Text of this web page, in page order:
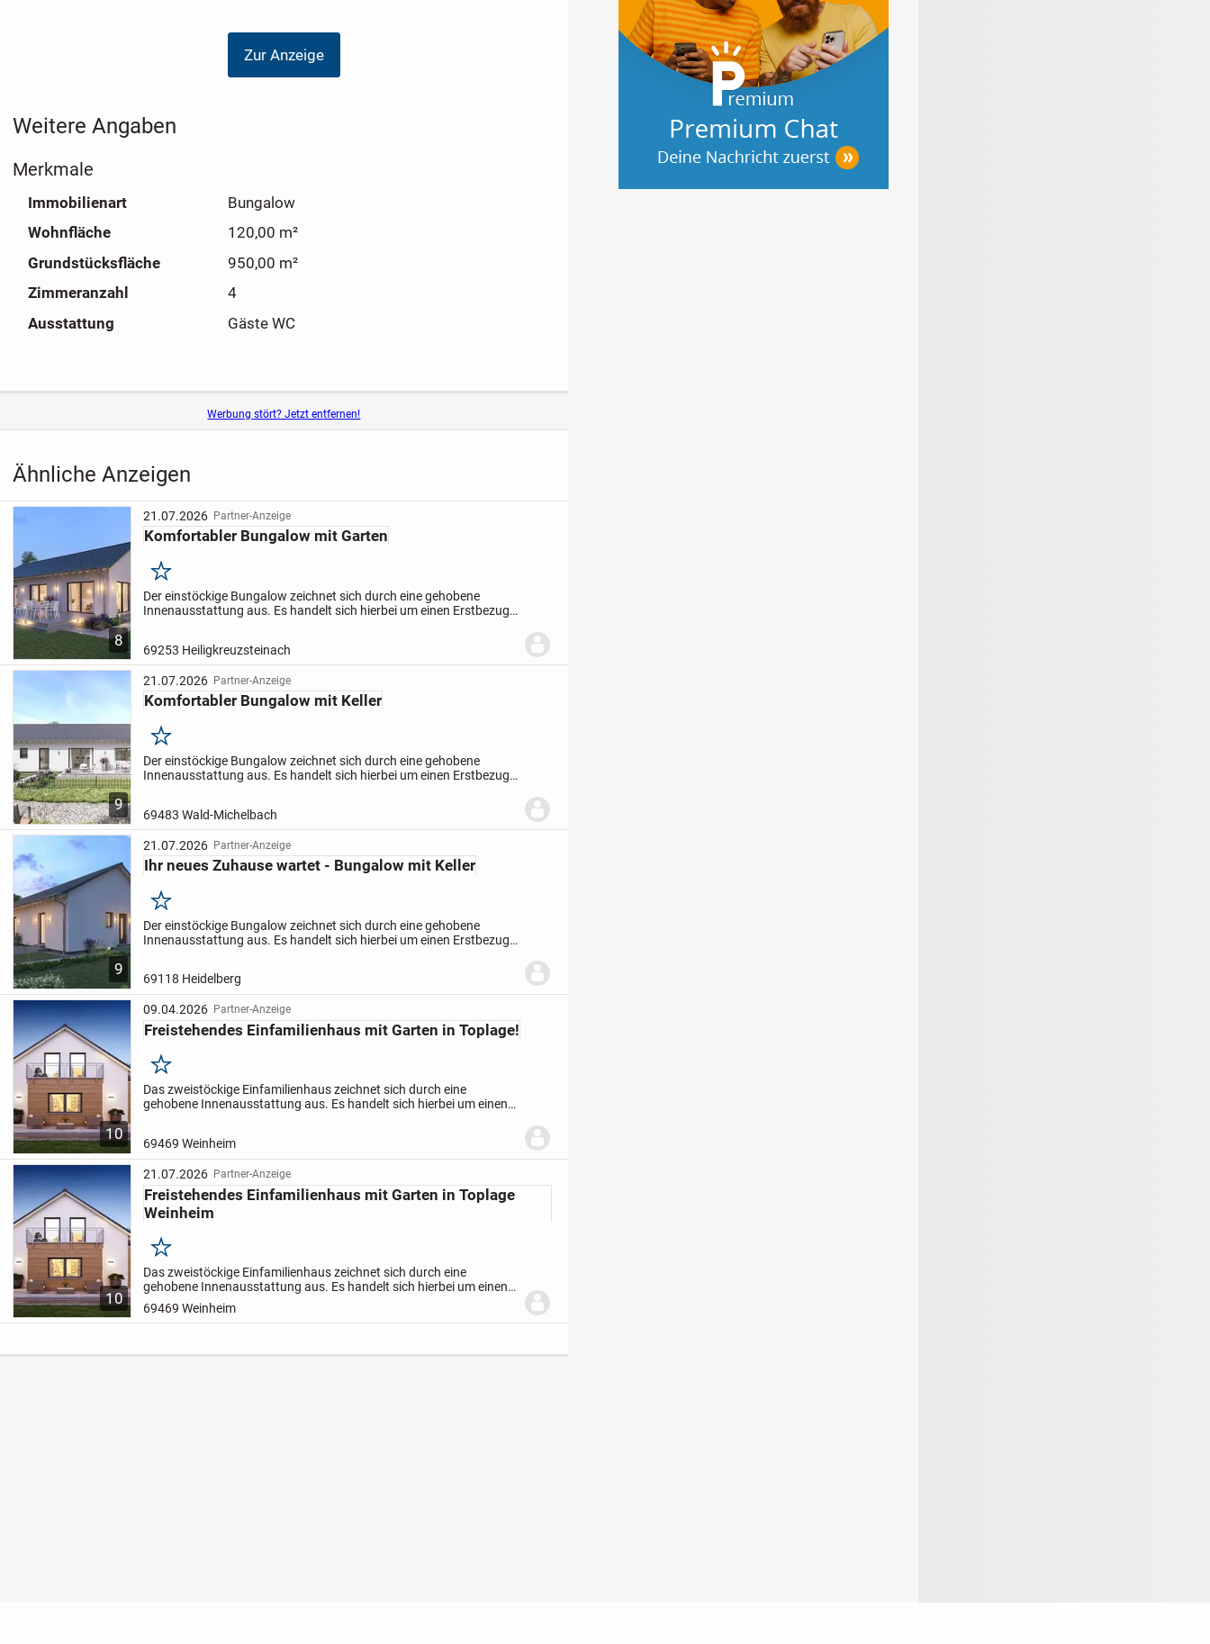
Zur Anzeige
Weitere Angaben
Merkmale
Immobilienart
Bungalow
Wohnfläche
120,00 m²
Grundstücksfläche
950,00 m²
Zimmeranzahl
4
Ausstattung
Gäste WC
Werbung stört? Jetzt entfernen!
Ähnliche Anzeigen
8
21.07.2026 Partner-Anzeige
Komfortabler Bungalow mit Garten
Merken
Der einstöckige Bungalow zeichnet sich durch eine gehobene
Innenausstattung aus. Es handelt sich hierbei um einen Erstbezug.
69253 Heiligkreuzsteinach
9
21.07.2026 Partner-Anzeige
Komfortabler Bungalow mit Keller
Merken
Der einstöckige Bungalow zeichnet sich durch eine gehobene
Innenausstattung aus. Es handelt sich hierbei um einen Erstbezug.
69483 Wald-Michelbach
9
21.07.2026 Partner-Anzeige
Ihr neues Zuhause wartet - Bungalow mit Keller
Merken
Der einstöckige Bungalow zeichnet sich durch eine gehobene
Innenausstattung aus. Es handelt sich hierbei um einen Erstbezug.
69118 Heidelberg
10
09.04.2026 Partner-Anzeige
Freistehendes Einfamilienhaus mit Garten in Toplage!
Merken
Das zweistöckige Einfamilienhaus zeichnet sich durch eine
gehobene Innenausstattung aus. Es handelt sich hierbei um einen
69469 Weinheim
10
21.07.2026 Partner-Anzeige
Freistehendes Einfamilienhaus mit Garten in Toplage
Weinheim
Merken
Das zweistöckige Einfamilienhaus zeichnet sich durch eine
gehobene Innenausstattung aus. Es handelt sich hierbei um einen
Erstbezug. Zu der Immobilie zählt neben vier einladenden Zimmern
auch ein...
69469 Weinheim